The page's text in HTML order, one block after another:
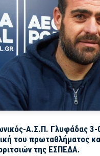
Α.Σ.Π. Γλυφάδας 3-
του πρωταθλήματος
της ΕΣΠΕΔΑ.